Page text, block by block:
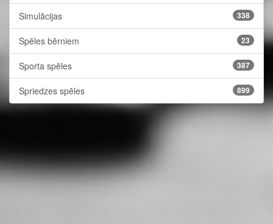
Simulācijas 338
Spēles bērniem 23
Sporta spēles 387
Spriedzes spēles 899